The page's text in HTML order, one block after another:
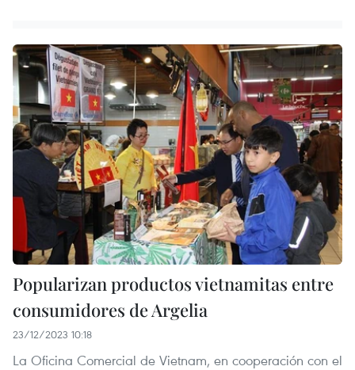
Popularizan productos vietnamitas entre
consumidores de Argelia
23/12/2023 10:18
La Oficina Comercial de Vietnam, en cooperación con el